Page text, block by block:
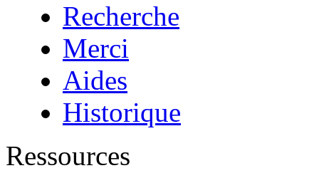
Recherche
Merci
Aides
Historique
Ressources